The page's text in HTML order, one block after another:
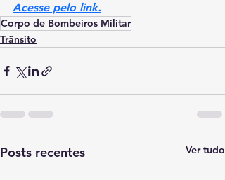
Acesse pelo link.
Corpo de Bombeiros Militar
Trânsito
Posts recentes Ver tudo